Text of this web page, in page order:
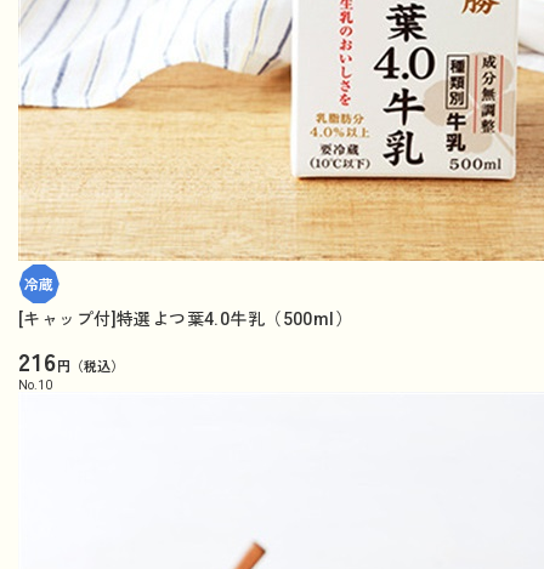
[キャップ付]特選よつ葉4.0牛乳（500ml）
216円（税込）
No. 10